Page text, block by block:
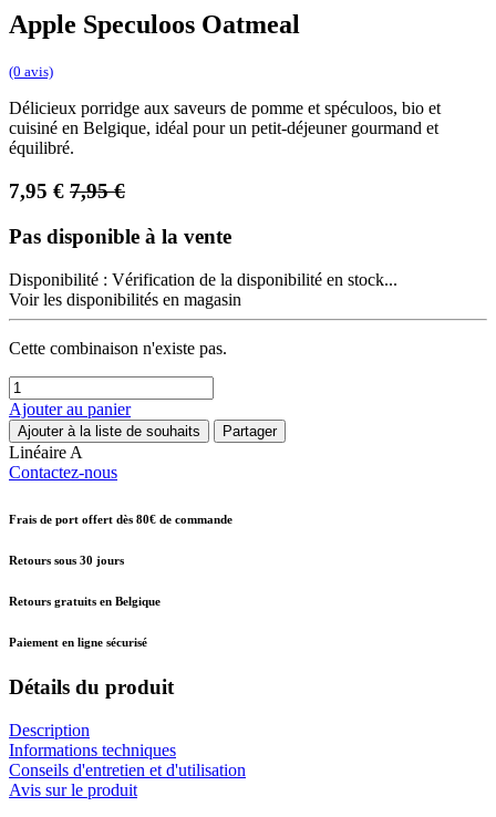
Apple Speculoos Oatmeal
(0 avis)
Délicieux porridge aux saveurs de pomme et spéculoos, bio et
cuisiné en Belgique, idéal pour un petit-déjeuner gourmand et
équilibré.
7,95 € 7,95€
Pas disponible à la vente
Disponibilité : Vérification de la disponibilité en stock...
Voir les disponibilités en magasin
Cette combinaison n'existe pas.
Ajouter au panier
Ajouter à la liste de souhaits Partager
Linéaire A
Contactez-nous
Frais de port offert dès 80€ de commande
Retours sous 30 jours
Retours gratuits en Belgique
Paiement en ligne sécurisé
Détails du produit
Description
Informations techniques
Conseils d'entretien et d'utilisation
Avis sur le produit